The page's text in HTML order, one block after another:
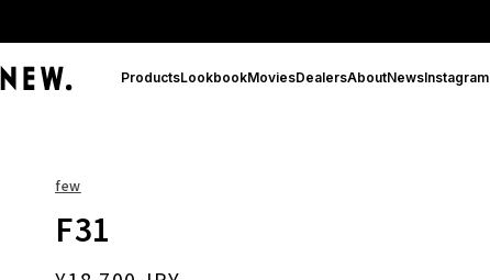
進む
ProductsLookbookMoviesDealersAboutNewsInstagram
few
F31